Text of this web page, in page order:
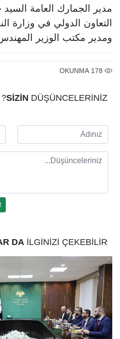
مدير الجمارك العامة السيد
التعاون الدولي في وزارة
ومدير مكتب الوزير
178
OKUNMA
SİZİN DÜŞÜNCELERİNİZ?
DA İLGİNİZİ ÇEKEBİLİR